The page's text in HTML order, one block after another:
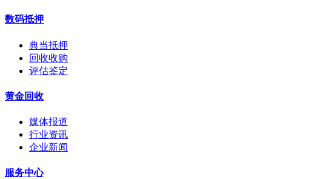
数码抵押
典当抵押
回收收购
评估鉴定
黄金回收
媒体报道
行业资讯
企业新闻
服务中心